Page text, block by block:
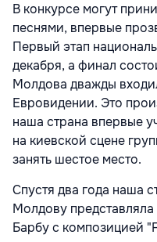
В конкурсе могут
песнями, впервые
Первый этап
декабря, а финал
Молдова дважды
Евровидении. Это
наша страна впервые
на киевской сцене
занять шестое место.
Спустя два года наша
Молдову
Барбу с композицией